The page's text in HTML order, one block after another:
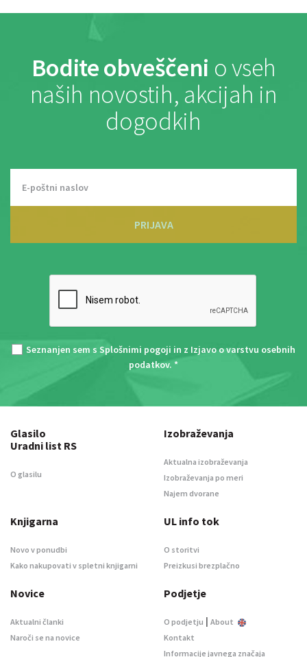
Bodite obveščeni o vseh
naših novostih, akcijah in
dogodkih
PRIJAVA
Seznanjen sem s Splošnimi pogoji in z Izjavo o varstvu osebnih
podatkov. *
Glasilo
Uradni list RS
O glasilu
Izobraževanja
Aktualna izobraževanja
Izobraževanja po meri
Najem dvorane
Knjigarna
Novo v ponudbi
Kako nakupovati v spletni knjigarni
UL info tok
O storitvi
Preizkusi brezplačno
Novice
Aktualni članki
Naroči se na novice
Podjetje
O podjetju | About
Kontakt
Informacije javnega značaja